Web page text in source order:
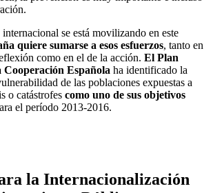
se está movilizando en este
quiere sumarse a esos esfuerzos, tanto en
como en el de la acción. El Plan
Española ha identificado la
de las poblaciones expuestas a
o catástrofes como uno de sus objetivos
el período 2013-2016.
la Internacionalización